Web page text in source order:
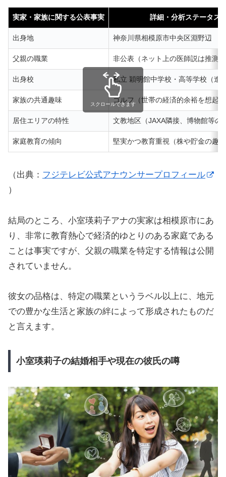
実家・家族に関する公表事実 詳細・分析ステータス
出身地 神奈川県相模原市中央区淵野辺
父親の職業 非公表（ネット上の医師説は推測
出身校 私立 穎明館中学校・高等学校（進
家族の共通趣味 ゴルフ（世帯の経済的余裕を想起）
居住エリアの特性 文教地区（JAXA隣接、博物館等の
家庭教育の傾向 堅実かつ教育重視（株や貯金の趣
スクロールできます
（出典： フジテレビ公式アナウンサープロフィール
）
結局のところ、小室瑛莉子アナの実家は相模原市にあ
り、非常に教育熱心で経済的ゆとりのある家庭である
ことは事実ですが、父親の職業を特定する情報は公開
されていません。
彼女の品格は、特定の職業というラベル以上に、地元
での豊かな生活と家族の絆によって形成されたものだ
と言えます。
小室瑛莉子の結婚相手や現在の彼氏の噂